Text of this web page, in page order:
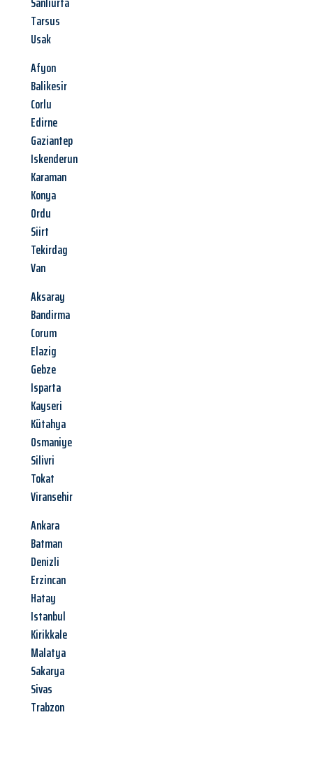
Tarsus
Usak
Afyon
Balikesir
Corlu
Edirne
Gaziantep
Iskenderun
Karaman
Konya
Ordu
Siirt
Tekirdag
Van
Aksaray
Bandirma
Corum
Elazig
Gebze
Isparta
Kayseri
Kütahya
Osmaniye
Silivri
Tokat
Viransehir
Ankara
Batman
Denizli
Erzincan
Hatay
Istanbul
Kirikkale
Malatya
Sakarya
Sivas
Trabzon